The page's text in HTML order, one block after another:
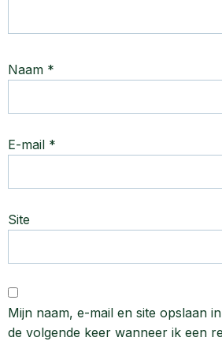
Naam *
E-mail *
Site
Mijn naam, e-mail en site opslaan
de volgende keer wanneer ik een